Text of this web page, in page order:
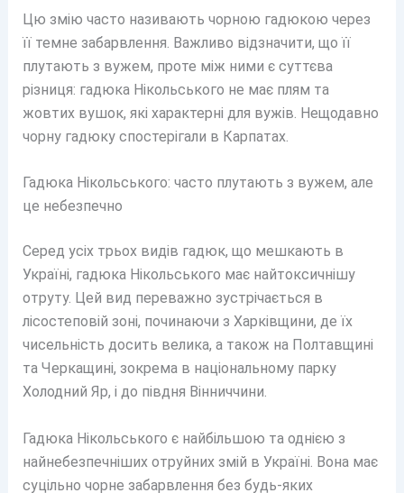
Цю змію часто називають чорною гадюкою через
її темне забарвлення. Важливо відзначити, що її
плутають з вужем, проте між ними є суттєва
різниця: гадюка Нікольського не має плям та
жовтих вушок, які характерні для вужів. Нещодавно
чорну гадюку спостерігали в Карпатах.
Гадюка Нікольського: часто плутають з вужем, але
це небезпечно
Серед усіх трьох видів гадюк, що мешкають в
Україні, гадюка Нікольського має найтоксичнішу
отруту. Цей вид переважно зустрічається в
лісостеповій зоні, починаючи з Харківщини, де їх
чисельність досить велика, а також на Полтавщині
та Черкащині, зокрема в національному парку
Холодний Яр, і до півдня Вінниччини.
Гадюка Нікольського є найбільшою та однією з
найнебезпечніших отруйних змій в Україні. Вона має
суцільно чорне забарвлення без будь-яких